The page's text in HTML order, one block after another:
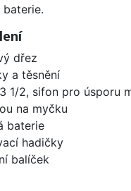
dřez
a těsnění
1/2, sifon pro úsporu
na myčku
baterie
hadičky
balíček